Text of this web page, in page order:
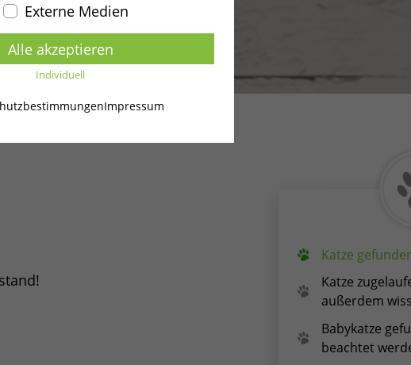
Katze
Katze
außerdem
Babykatze
beachtet
Externe Medien
Alle akzeptieren
Individuell
Impressum